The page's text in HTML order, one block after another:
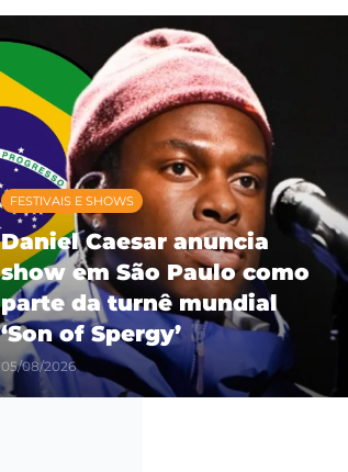
FESTIVAIS E SHOWS
Daniel Caesar anuncia
show em São Paulo como
parte da turnê mundial
‘Son of Spergy’
05/08/2026